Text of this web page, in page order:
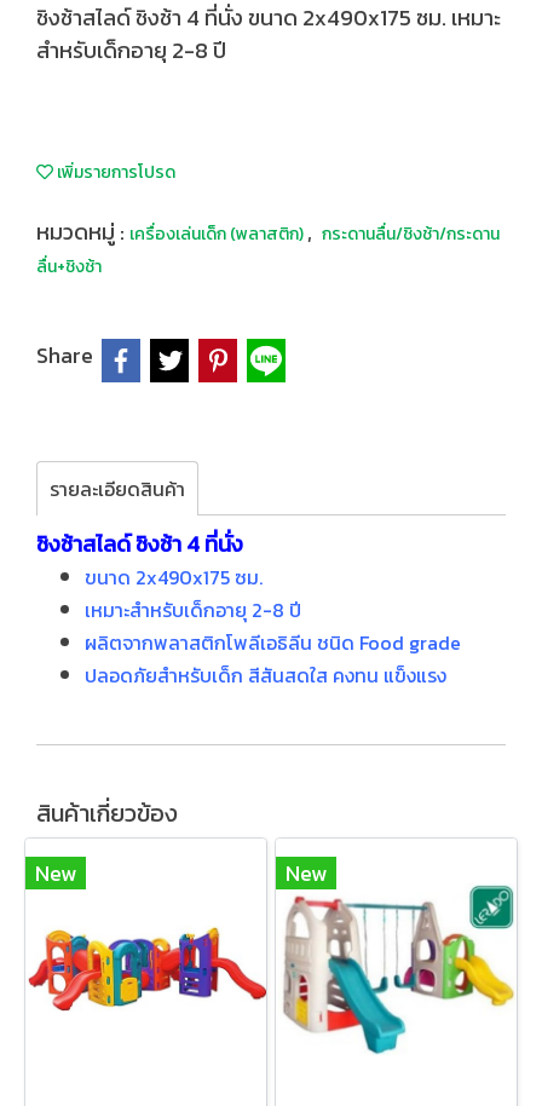
ชิงช้าสไลด์ ชิงช้า 4 ที่นั่ง ขนาด 2x490x175 ซม. เหมาะ
สำหรับเด็กอายุ 2-8 ปี
เพิ่มรายการโปรด
หมวดหมู่ : เครื่องเล่นเด็ก (พลาสติก), กระดานลื่น/ชิงช้า/กระดาน
ลื่น+ชิงช้า
Share
รายละเอียดสินค้า
ชิงช้าสไลด์ ชิงช้า 4 ที่นั่ง
ขนาด 2x490x175 ซม.
เหมาะสำหรับเด็กอายุ 2-8 ปี
ผลิตจากพลาสติกโพลีเอธิลีน ชนิด Food grade
ปลอดภัยสำหรับเด็ก สีสันสดใส คงทน แข็งแรง
สินค้าเกี่ยวข้อง
New New